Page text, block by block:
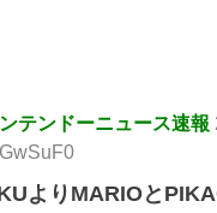
テンドーニュース速報
よりMARIOと